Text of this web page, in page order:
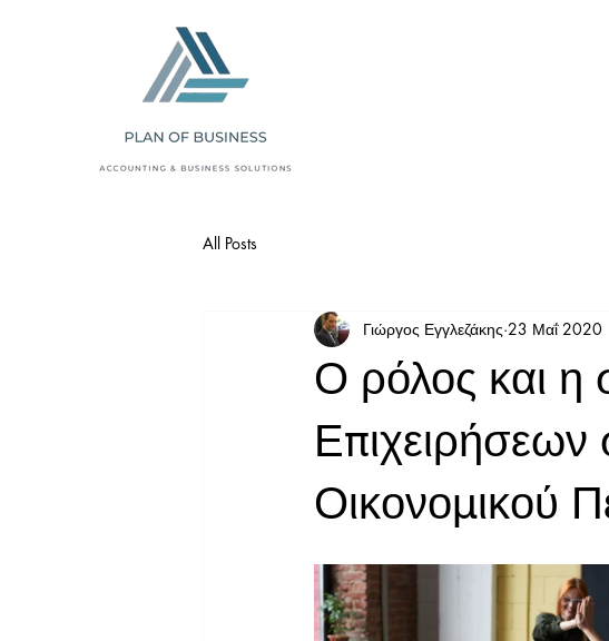
All Posts
Ο ρόλος και
Επιχειρήσεων
Οικονομικού
Γιώργος Εγγλεζάκης 23 Μαΐ 2020